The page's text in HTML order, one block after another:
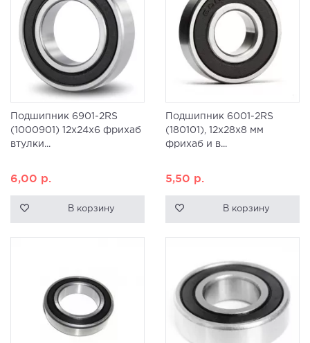
Подшипник 6901-2RS
(1000901) 12x24x6 фрихаб
втулки...
6,00 р.
В корзину
Подшипник 6001-2RS
(180101), 12x28x8 мм
фрихаб и в...
5,50 р.
В корзину